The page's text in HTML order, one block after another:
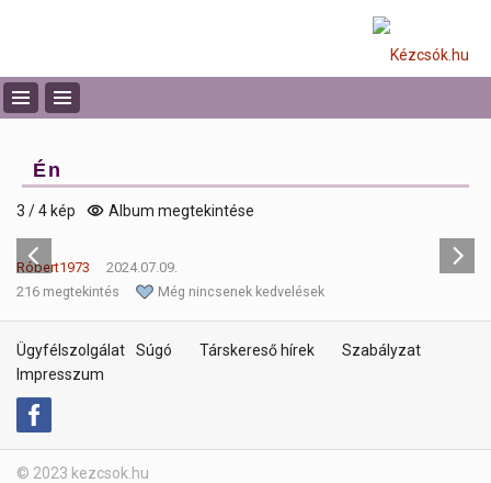
Én
3 / 4 kép Album megtekintése
Róbert1973
2024.07.09.
216 megtekintés
Még nincsenek kedvelések
Ügyfélszolgálat Súgó Társkereső hírek
Szabályzat
Impresszum
© 2023 kezcsok.hu